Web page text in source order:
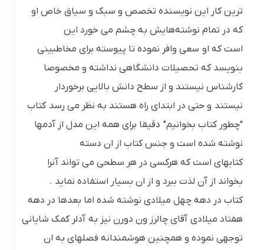
ترین کار این نویسنده تخصص و سبک و سیاق خاص او
که در تمام نوشته‌هایش به چشم می خورد این
است که او سعی وافر نموده تا پیوسته برای مخاطبینی
بنویسد که تحصیلات دانشگاهی نداشته و مخصوصا
کارشناس نیستند و از سطح دانش بالایی برخوردار
نیستند و حتی در ابتدای راه هستند به نظر می رسد کتاب
“چطور کتاب بخوانیم” دقیقا برای همه این مدل از آدمها
نوشته شده است و جنس کتاب از ان دسته
کتابهای است که هرکسی در هر سطحی می تواند آنرا
بخواند از آن لذت ببرد و از ان بسیار استفاده نماید .
کتاب در دهه چهل میلادی نوشته شده اما بعدها در دهه
هفتاد میلادی آقای چالرز ون دورن نیز به آدلر کمک شایانی
توجهی نموده و همچنین هوشمندانه فصلهای به ان